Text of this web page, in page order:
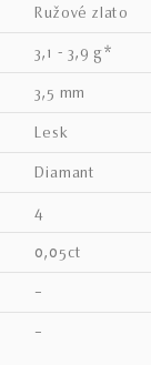
ružové zlato
3,1 - 3,9 g*
3,5 mm
lesk
diamant
4
0,05ct
–
–